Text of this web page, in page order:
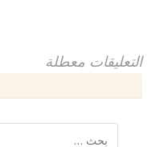
التعليقات معطلة